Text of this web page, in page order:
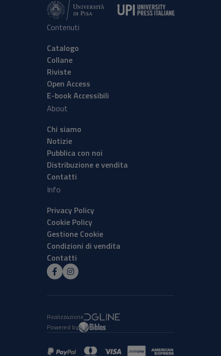
Contenuti
Catalogo
Collane
Riviste
Open Access
E-book Accessibili
About
Chi siamo
Notizie
Pubblica con noi
Distribuzione e vendita
Contatti
Info
Privacy Policy
Cookie Policy
Gestione Cookie
Condizioni di vendita
Contatti
Realizzazione
Powered by